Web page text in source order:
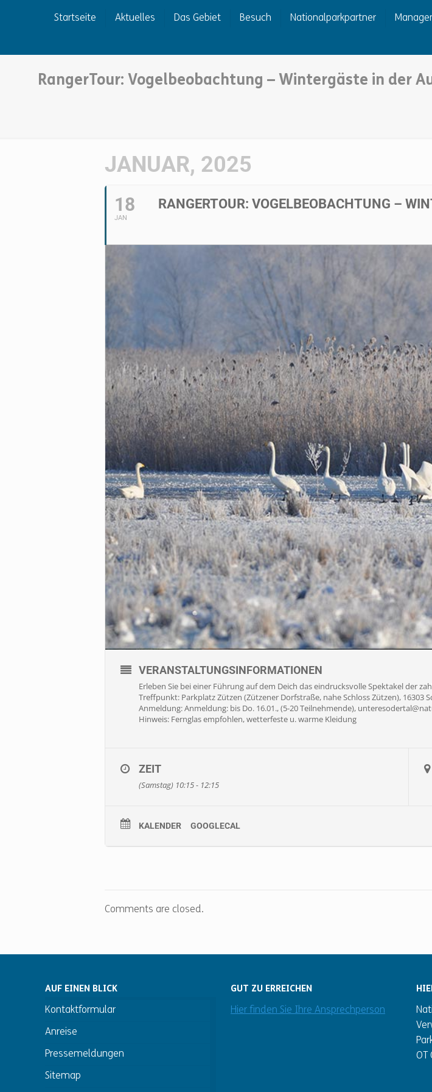
Startseite Aktuelles Das Gebiet Besuch Nationalparkpartner
RangerTour: Vogelbeobachtung – Wintergäste in der
JANUAR, 2025
18
JAN
RANGERTOUR: VOGELBEOBACHTUNG –
VERANSTALTUNGSINFORMATIONEN
Erleben Sie bei einer Führung auf dem Deich das eindrucksvolle Spektakel der
Treffpunkt: Parkplatz Zützen (Zützener Dorfstraße, nahe Schloss Zützen), 16303
Anmeldung: Anmeldung: bis Do. 16.01., (5-20 Teilnehmende),
Hinweis: Fernglas empfohlen, wetterfeste u. warme Kleidung
ZEIT
(Samstag) 10:15 - 12:15
KALENDER GOOGLECAL
Comments are closed.
AUF EINEN BLICK
Kontaktformular
Anreise
Pressemeldungen
Sitemap
GUT ZU ERREICHEN
Hier finden Sie Ihre Ansprechperson
OT